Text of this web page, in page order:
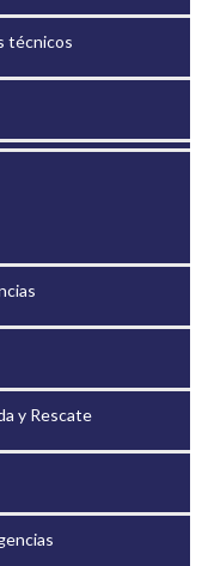
técnicos
y Rescate